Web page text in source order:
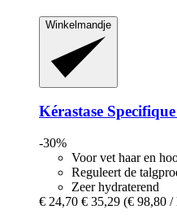
Winkelmandje
Kérastase
-30%
Voor vet haar en
Reguleert de
Zeer hydraterend
€ 24,70 € 35,29 (€ 98,80 /